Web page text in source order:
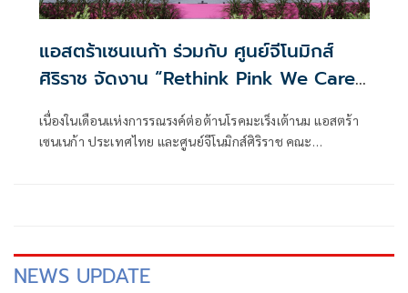
แอสตร้าเซนเนก้า ร่วมกับ ศูนย์จีโนมิกส์
ศิริราช จัดงาน “Rethink Pink We Care”
ปีที่ 2
เนื่องในเดือนแห่งการรณรงค์ต่อต้านโรคมะเร็งเต้านม แอสตร้า
เซนเนก้า ประเทศไทย และศูนย์จีโนมิกส์ศิริราช คณะ
NEWS UPDATE